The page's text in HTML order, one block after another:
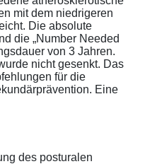
mit dem niedrigeren
Die absolute
die „Number Needed
von 3 Jahren.
nicht gesenkt. Das
für die
Eine